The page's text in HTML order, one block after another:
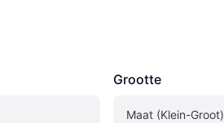
Grootte
Maat (Klein-Groot)